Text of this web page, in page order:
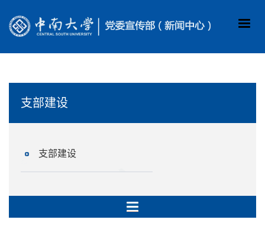
支部建设
支部建设